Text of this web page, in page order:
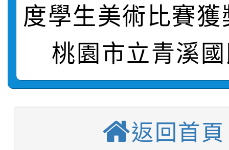
城市手牽手，綠能透明
畫影片一案
轉知：「115學年度全
劇比賽實施要點」及修
表
轉知：桃園市115年度
敬師藝文競賽』實施計
【甄選結果(第11招)】
學年度第1學期第7次代
結果(第11招)
【甄選結果(第3招)】
學年度第1學期第9次
【甄選結果(第4招)】
度學生美術比賽
桃園市立青溪
返回首頁